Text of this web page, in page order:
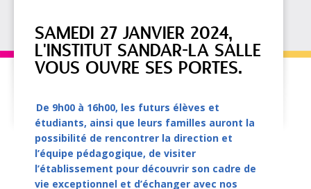
SAMEDI 27 JANVIER 2024,
L'INSTITUT SANDAR-LA SALLE
VOUS OUVRE SES PORTES.
De 9h00 à 16h00, les futurs élèves et
étudiants, ainsi que leurs familles auront la
possibilité de rencontrer la direction et
l’équipe pédagogique, de visiter
l’établissement pour découvrir son cadre de
vie exceptionnel et d’échanger avec nos